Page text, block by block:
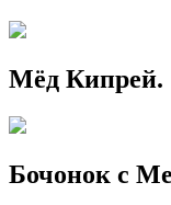
Мёд Кипрей.
Бочонок с